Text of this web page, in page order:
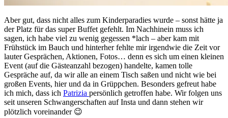
Aber gut, dass nicht alles zum Kinderparadies wurde – sonst hätte ja
der Platz für das super Buffet gefehlt. Im Nachhinein muss ich
sagen, ich habe viel zu wenig gegessen *lach – aber kam mit
Frühstück im Bauch und hinterher fehlte mir irgendwie die Zeit vor
lauter Gesprächen, Aktionen, Fotos… denn es sich um einen kleinen
Event (auf die Gästeanzahl bezogen) handelte, kamen tolle
Gespräche auf, da wir alle an einem Tisch saßen und nicht wie bei
großen Events, hier und da in Grüppchen. Besonders gefreut habe
ich mich, dass ich Patrizia persönlich getroffen habe. Wir folgen uns
seit unseren Schwangerschaften auf Insta und dann stehen wir
plötzlich voreinander 😉